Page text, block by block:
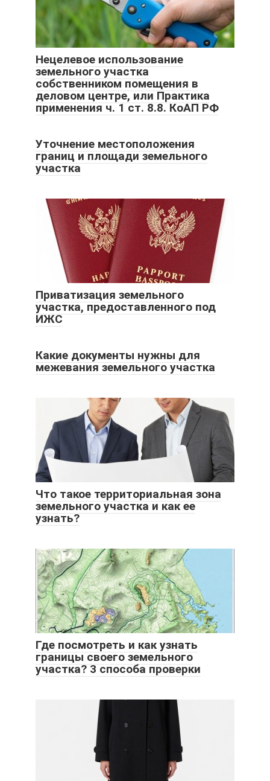
Нецелевое использование
земельного участка
собственником помещения в
деловом центре, или Практика
применения ч. 1 ст. 8.8. КоАП РФ
Уточнение местоположения
границ и площади земельного
участка
Приватизация земельного
участка, предоставленного под
ИЖС
Какие документы нужны для
межевания земельного участка
Что такое территориальная зона
земельного участка и как ее
узнать?
Где посмотреть и как узнать
границы своего земельного
участка? 3 способа проверки